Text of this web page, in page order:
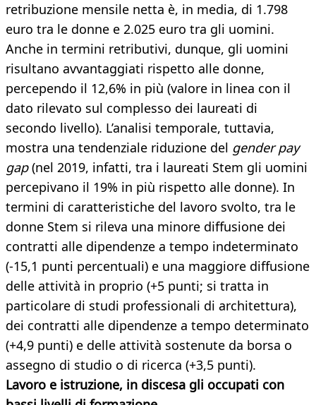
retribuzione mensile netta è, in media, di 1.798
euro tra le donne e 2.025 euro tra gli uomini.
Anche in termini retributivi, dunque, gli uomini
risultano avvantaggiati rispetto alle donne,
percependo il 12,6% in più (valore in linea con il
dato rilevato sul complesso dei laureati di
secondo livello). L’analisi temporale, tuttavia,
mostra una tendenziale riduzione del gender pay
gap(nel 2019, infatti, tra i laureati Stem gli uomini
percepivano il 19% in più rispetto alle donne). In
termini di caratteristiche del lavoro svolto, tra le
donne Stem si rileva una minore diffusione dei
contratti alle dipendenze a tempo indeterminato
(-15,1 punti percentuali) e una maggiore diffusione
delle attività in proprio (+5 punti; si tratta in
particolare di studi professionali di architettura),
dei contratti alle dipendenze a tempo determinato
(+4,9 punti) e delle attività sostenute da borsa o
assegno di studio o di ricerca (+3,5 punti).
Lavoro e istruzione, in discesa gli occupati con